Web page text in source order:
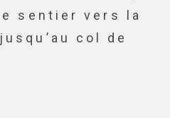
sentier vers la
col de